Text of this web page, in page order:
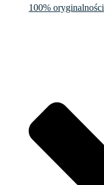
100% oryginalności